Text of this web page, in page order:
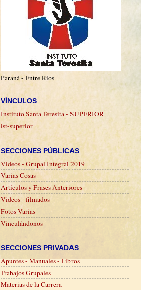
Paraná - Entre Ríos
VÍNCULOS
Instituto Santa Teresita - SUPERIOR
ist-superior
SECCIONES PÚBLICAS
Videos - Grupal Integral 2019
Varias Cosas
Artículos y Frases Anteriores
Videos - filmados
Fotos Varias
Vinculándonos
SECCIONES PRIVADAS
Apuntes - Manuales - Libros
Trabajos Grupales
Materias de la Carrera